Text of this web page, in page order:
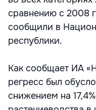
сравнению с 2008
сообщили в
республики.
Как сообщает ИА
регресс был
снижением на